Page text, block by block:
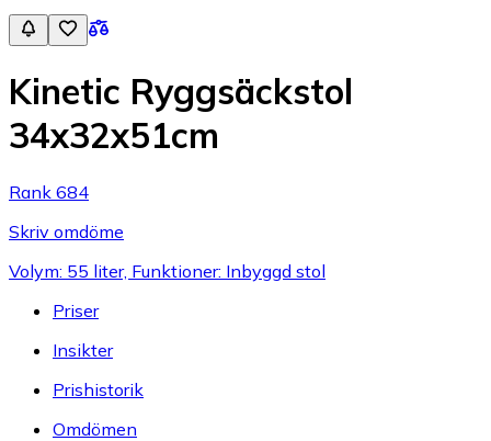
Kinetic Ryggsäckstol
34x32x51cm
Rank 684
Skriv omdöme
Volym: 55 liter, Funktioner: Inbyggd stol
Priser
Insikter
Prishistorik
Omdömen